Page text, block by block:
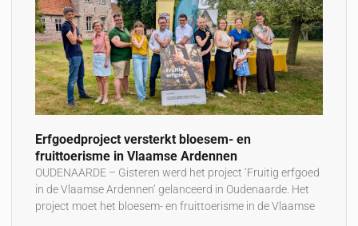
Erfgoedproject versterkt bloesem- en
fruittoerisme in Vlaamse Ardennen
OUDENAARDE – Gisteren werd het project ‘Fruitig erfgoed
in de Vlaamse Ardennen’ gelanceerd in Oudenaarde. Het
project moet het bloesem- en fruittoerisme in de Vlaamse